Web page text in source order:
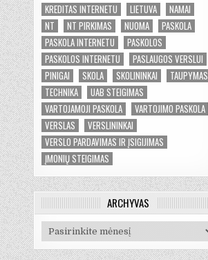
KREDITAS INTERNETU
LIETUVA
NAMAI
NT
NT PIRKIMAS NUOMA
PASKOLA
PASKOLA INTERNETU
PASKOLOS
PASKOLOS INTERNETU
PASLAUGOS VERSLUI
PINIGAI
SKOLA SKOLININKAI
TAUPYMAS
TECHNIKA
UAB STEIGIMAS
VARTOJAMOJI PASKOLA
VARTOJIMO PASKOLA
VERSLAS
VERSLININKAI
VERSLO PARDAVIMAS IR ĮSIGIJIMAS
ĮMONIŲ STEIGIMAS
ARCHYVAS
Archyvas